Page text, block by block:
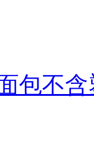
不省心了
对方恋爱
去年，
这个朋友
，与该男
包不